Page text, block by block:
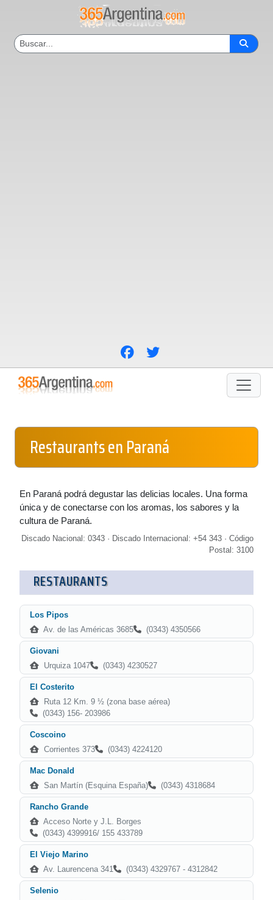
Restaurants en Paraná
En Paraná podrá degustar las delicias locales. Una forma
única y de conectarse con los aromas, los sabores y la
cultura de Paraná.
Discado Nacional: 0343 · Discado Internacional: +54 343 · Código
Postal: 3100
RESTAURANTS
Los Pipos
Av. de las Américas 3685
(0343) 4350566
Giovani
Urquiza 1047
(0343) 4230527
El Costerito
Ruta 12 Km. 9 ½ (zona base aérea)
(0343) 156- 203986
Coscoino
Corrientes 373
(0343) 4224120
Mac Donald
San Martín (Esquina España)
(0343) 4318684
Rancho Grande
Acceso Norte y J.L. Borges
(0343) 4399916/ 155 433789
El Viejo Marino
Av. Laurencena 341
(0343) 4329767 - 4312842
Selenio